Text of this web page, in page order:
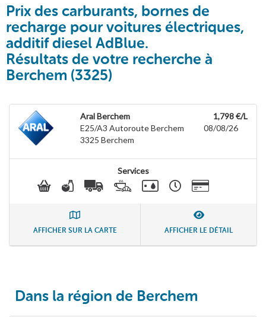
Prix des carburants, bornes de
recharge pour voitures électriques,
additif diesel AdBlue.
Résultats de votre recherche à
Berchem (3325)
Aral Berchem
E25/A3 Autoroute Berchem
3325 Berchem
1,798 €/L
08/08/26
Services
AFFICHER SUR LA CARTE AFFICHER LE DÉTAIL
Dans la région de Berchem